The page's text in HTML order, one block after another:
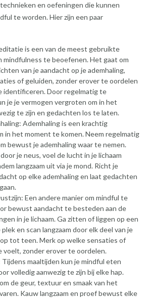
en oefeningen die kunnen
te worden. Hier zijn een paar
is een van de meest gebruikte
mindfulness te beoefenen. Het gaat om
van je aandacht op je ademhaling,
of geluiden, zonder erover te oordelen
identificeren. Door regelmatig te
je je vermogen vergroten om in het
te zijn en gedachten los te laten.
Ademhaling is een krachtig
in het moment te komen. Neem regelmatig
bewust je ademhaling waar te nemen.
je neus, voel de lucht in je lichaam
langzaam uit via je mond. Richt je
op elke ademhaling en laat gedachten
Een andere manier om mindful te
bewust aandacht te besteden aan de
in je lichaam. Ga zitten of liggen op een
en scan langzaam door elk deel van je
tot teen. Merk op welke sensaties of
voelt, zonder erover te oordelen.
maaltijden kun je mindful eten
volledig aanwezig te zijn bij elke hap.
de geur, textuur en smaak van het
Kauw langzaam en proef bewust elke